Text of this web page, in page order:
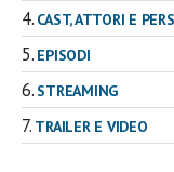
CAST, ATTORI E
EPISODI
STREAMING
TRAILER E VIDEO